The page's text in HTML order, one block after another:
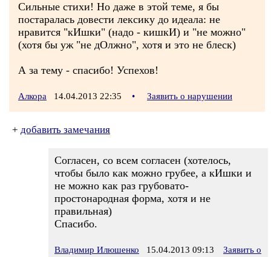
Сильные стихи! Но даже в этой теме, я бы
постаралась довести лексику до идеала: не
нравится "кИшки" (надо - кишкИ) и "не можно"
(хотя бы уж "не дОлжно", хотя и это не блеск)
А за тему - спасибо! Успехов!
Алкора 14.04.2013 22:35 • Заявить о нарушении
+ добавить замечания
Согласен, со всем согласен (хотелось,
чтобы было как можно грубее, а кИшки и
не можно как раз грубовато-
простонародная форма, хотя и не
правильная)
Спасибо.
Владимир Илюшенко 15.04.2013 09:13
Заявить о